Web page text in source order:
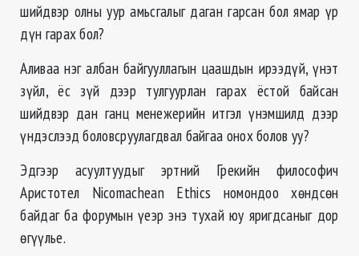
шийдвэр олны уур амьсгалыг даган гарсан бол ямар үр
дүн гарах бол?
Аливаа нэг албан байгууллагын цаашдын ирээдүй, үнэт
зүйл, ёс зүй дээр тулгуурлан гарах ёстой байсан
шийдвэр дан ганц менежерийн итгэл үнэмшилд дээр
үндэслээд боловсруулагдвал байгаа онох болов уу?
Эдгээр асуултуудыг эртний Грекийн философич
Аристотел Nicomachean Ethics номондоо хөндсөн
байдаг ба форумын үеэр энэ тухай юу яригдсаныг дор
өгүүлье.